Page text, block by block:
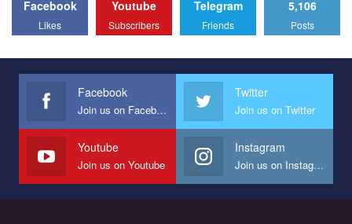
All you have to do is to press "Like" below the video.
Эмоционально сильный ролик от команды "Гей-альянс
представляющий программу развития организации.
Мы просим вас поддержать нас и помочь нам реализовать
наш план по борьбе с насилием и дискриминацией на почве
СОГИ в Украине.
Все, что вам нужно сделать - это зайти на наш канал YouTube
Facebook
Likes
Youtube
Subscribers
Telegram
Friends
5,106
Posts
Facebook
Join us on Facebook
Twitter
Join us on Twitter
Youtube
Join us on Youtube
Instagram
Join us on Instagram